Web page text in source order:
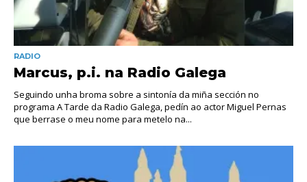
RADIO
Marcus, p.i. na Radio Galega
Seguindo unha broma sobre a sintonía da miña sección no
programa A Tarde da Radio Galega, pedín ao actor Miguel Pernas
que berrase o meu nome para metelo na...